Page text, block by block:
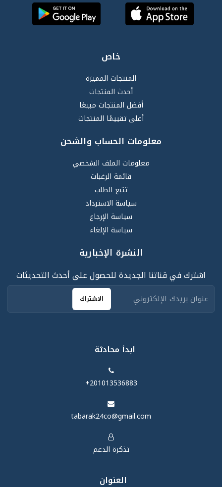
خاص
المنتجات المميزة
أحدث المنتجات
أفضل المنتجات مبيعًا
أعلى تقييمًا المنتجات
معلومات الحساب والشحن
معلومات الملف الشخصي
قائمة الرغبات
تتبع الطلب
سياسة الاسترداد
سياسة الإرجاع
سياسة الإلغاء
النشرة الإخبارية
اشترك في قناتنا الجديدة للحصول على أحدث التحديثات
الاشتراك
ابدأ محادثة
‪+201013536883‬
tabarak24co@gmail.com
تذكرة الدعم
العنوان